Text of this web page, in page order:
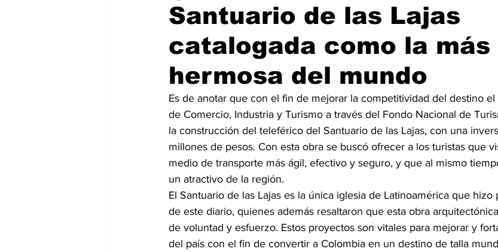
Santuario de las Lajas
catalogada como la más
hermosa del mundo
Es de anotar que con el fin de mejorar la competitividad del destino
de Comercio, Industria y Turismo a través del Fondo Nacional de
la construcción del teleférico del Santuario de las Lajas, con una
millones de pesos. Con esta obra se buscó ofrecer a los turistas que
medio de transporte más ágil, efectivo y seguro, y que al mismo
un atractivo de la región.
El Santuario de las Lajas es la única iglesia de Latinoamérica que hizo
de este diario, quienes además resaltaron que esta obra
de voluntad y esfuerzo. Estos proyectos son vitales para mejorar y
del país con el fin de convertir a Colombia en un destino de talla